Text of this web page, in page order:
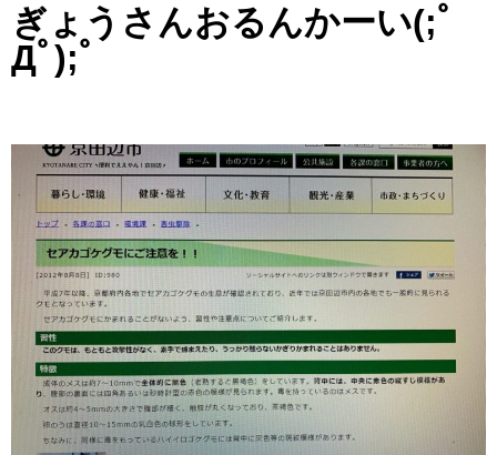
ぎょうさんおるんかーい(;ﾟ
Дﾟ);ﾟ